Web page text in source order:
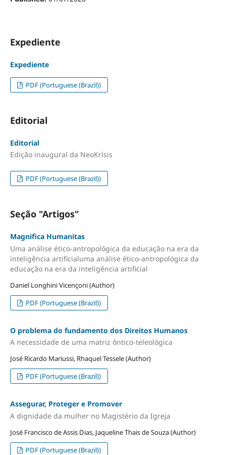
Expediente
Expediente
PDF (Portuguese (Brazil))
Editorial
Editorial
Edição inaugural da NeoKrísis
PDF (Portuguese (Brazil))
Seção "Artigos"
Magnifica Humanitas
Uma análise ético-antropológica da educação na era da
inteligência artificialuma análise ético-antropológica da
educação na era da inteligência artificial
Daniel Longhini Vicençoni (Author)
PDF (Portuguese (Brazil))
O problema do fundamento dos Direitos Humanos
A necessidade de uma matriz ôntico-teleológica
José Ricardo Mariussi, Rhaquel Tessele (Author)
PDF (Portuguese (Brazil))
Assegurar, Proteger e Promover
A dignidade da mulher no Magistério da Igreja
José Francisco de Assis Dias, Jaqueline Thais de Souza (Author)
PDF (Portuguese (Brazil))